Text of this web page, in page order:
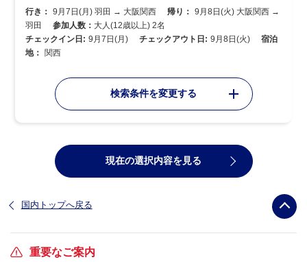
行き： 9月7日(月) 羽田 → 大阪関西 帰り： 9月8日(火) 大阪関西 →
羽田
参加人数： 大人(12歳以上) 2名
チェックイン日: 9月7日(月) チェックアウト日: 9月8日(火)
宿泊
地： 関西
検索条件を変更する
現在の選択内容を見る
国内トップへ戻る
重要なご案内